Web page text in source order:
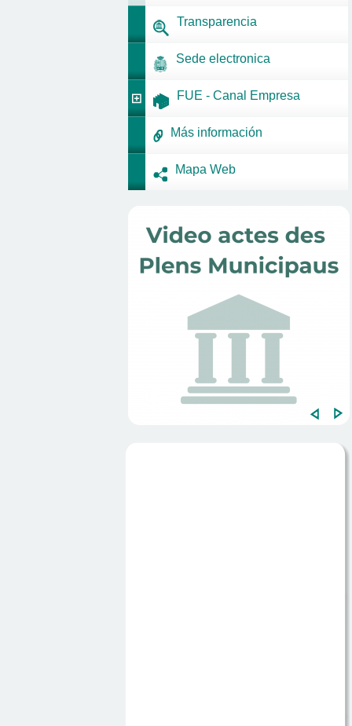
Transparencia
Sede electronica
FUE - Canal Empresa
Más información
Mapa Web